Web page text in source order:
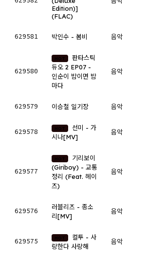
Edition)]
(FLAC)
629581 박인수 - 봄비 음악
629580
HOT
판타스틱
듀오 2 EP07 -
인순이 밤이면 밤
마다
음악
629579 이승철 일기장 음악
629578 HOT
선미 - 가
시나[MV]
음악
629577
HOT
기리보이
(Giriboy) - 교통
정리 (Feat. 헤이
즈)
음악
629576
러블리즈 - 종소
리[MV]
음악
629575 HOT
컬투 - 사
랑한다 사랑해
음악